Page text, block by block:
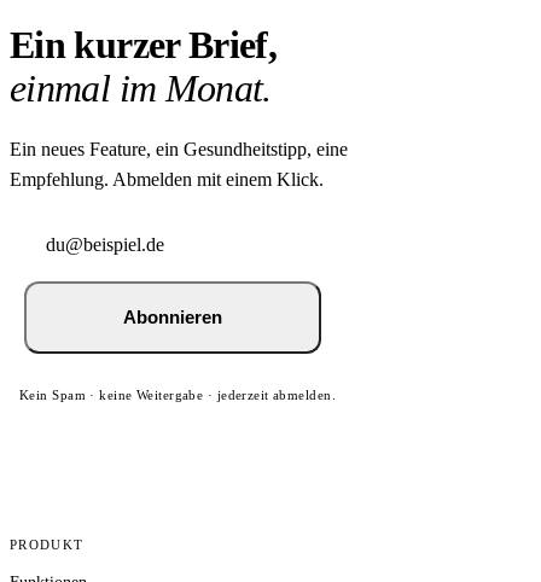
Ein kurzer Brief,
einmal im Monat.
Ein neues Feature, ein Gesundheitstipp, eine
Empfehlung. Abmelden mit einem Klick.
Abonnieren
Kein Spam · keine Weitergabe · jederzeit abmelden.
PRODUKT